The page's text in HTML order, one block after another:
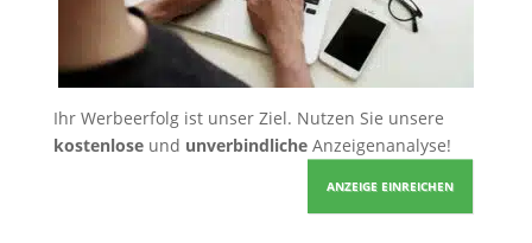
Ihr Werbeerfolg ist unser Ziel. Nutzen Sie unsere
kostenloseund unverbindlicheAnzeigenanalyse!
ANZEIGE EINREICHEN